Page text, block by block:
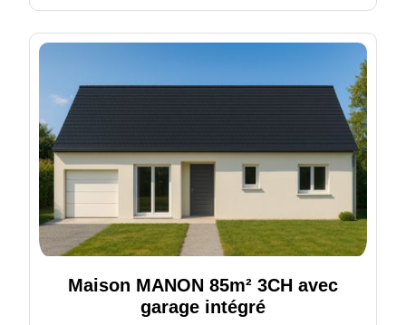
Maison MANON 85m² 3CH avec
garage intégré